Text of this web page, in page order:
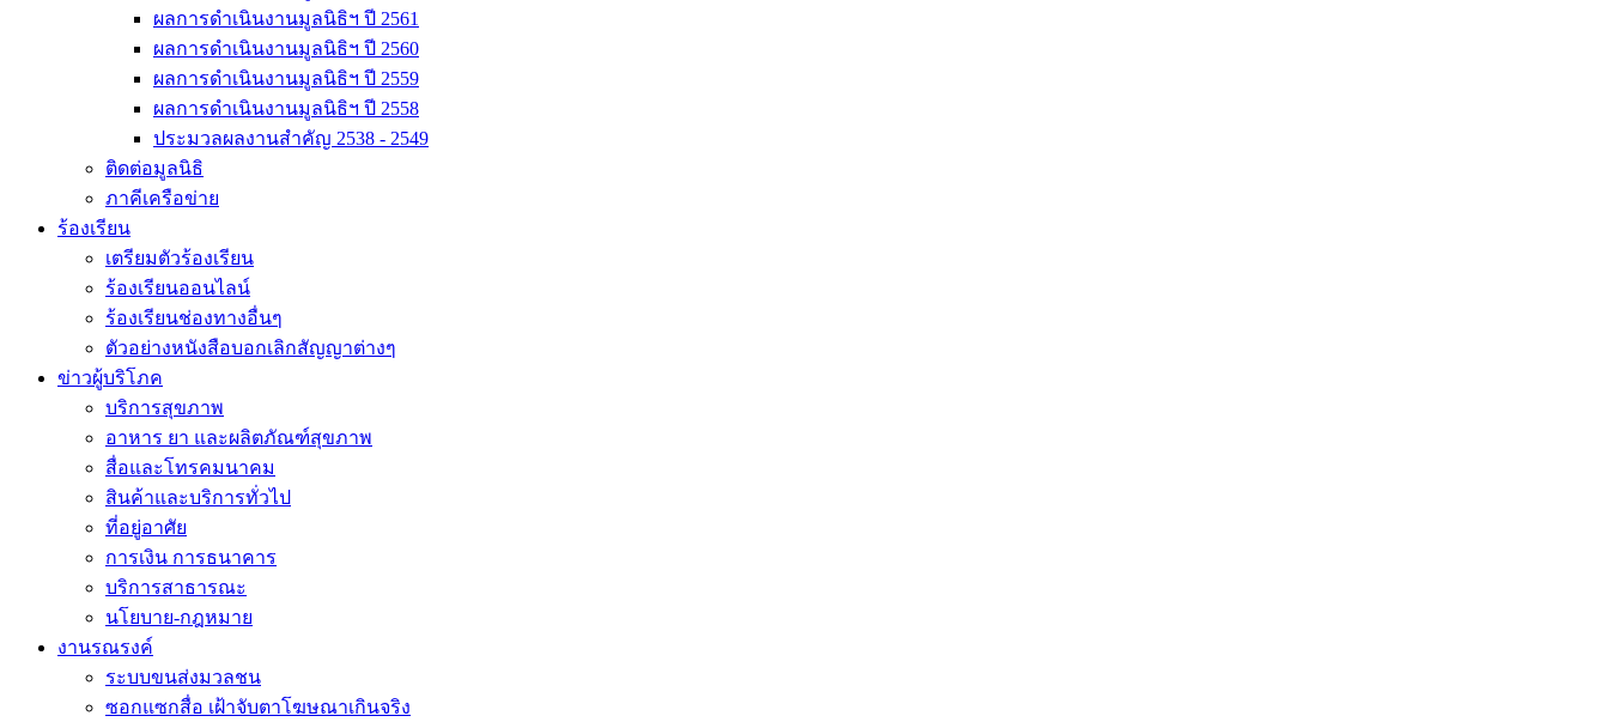
ผลการดำเนินงานมูลนิธิฯ ปี 2561
ผลการดำเนินงานมูลนิธิฯ ปี 2560
ผลการดำเนินงานมูลนิธิฯ ปี 2559
ผลการดำเนินงานมูลนิธิฯ ปี 2558
ประมวลผลงานสำคัญ 2538 - 2549
ติดต่อมูลนิธิ
ภาคีเครือข่าย
ร้องเรียน
เตรียมตัวร้องเรียน
ร้องเรียนออนไลน์
ร้องเรียนช่องทางอื่นๆ
ตัวอย่างหนังสือบอกเลิกสัญญาต่างๆ
ข่าวผู้บริโภค
บริการสุขภาพ
อาหาร ยา และผลิตภัณฑ์สุขภาพ
สื่อและโทรคมนาคม
สินค้าและบริการทั่วไป
ที่อยู่อาศัย
การเงิน การธนาคาร
บริการสาธารณะ
นโยบาย-กฎหมาย
งานรณรงค์
ระบบขนส่งมวลชน
ซอกแซกสื่อ เฝ้าจับตาโฆษณาเกินจริง